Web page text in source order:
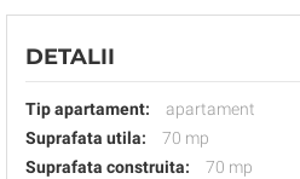
DETALII
Tip apartament:
apartament
Suprafata utila:
70 mp
Suprafata construita:
70 mp